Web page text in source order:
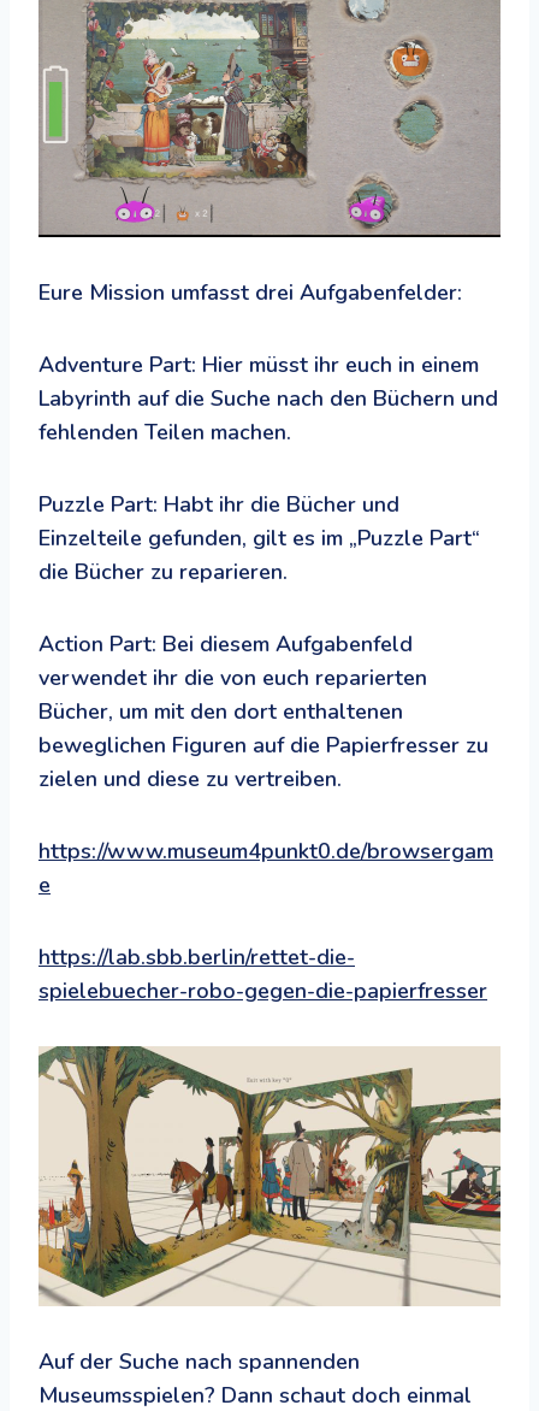
Eure Mission umfasst drei Aufgabenfelder:
Adventure Part: Hier müsst ihr euch in einem
Labyrinth auf die Suche nach den Büchern und
fehlenden Teilen machen.
Puzzle Part: Habt ihr die Bücher und
Einzelteile gefunden, gilt es im „Puzzle Part“
die Bücher zu reparieren.
Action Part: Bei diesem Aufgabenfeld
verwendet ihr die von euch reparierten
Bücher, um mit den dort enthaltenen
beweglichen Figuren auf die Papierfresser zu
zielen und diese zu vertreiben.
https://www.museum4punkt0.de/browsergam
e
https://lab.sbb.berlin/rettet-die-
spielebuecher-robo-gegen-die-papierfresser
Auf der Suche nach spannenden
Museumsspielen? Dann schaut doch einmal